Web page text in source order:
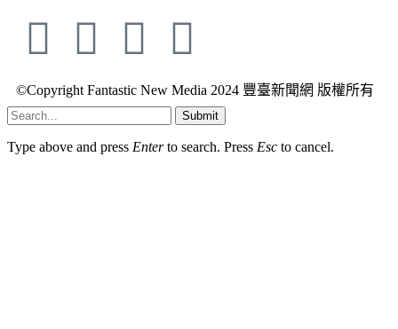
©Copyright Fantastic New Media 2024 豐臺新聞網 版權所有
Submit
Type above and press Enterto search. Press Esc to cancel.